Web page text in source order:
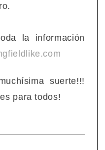
la información
suerte!!!
para todos!